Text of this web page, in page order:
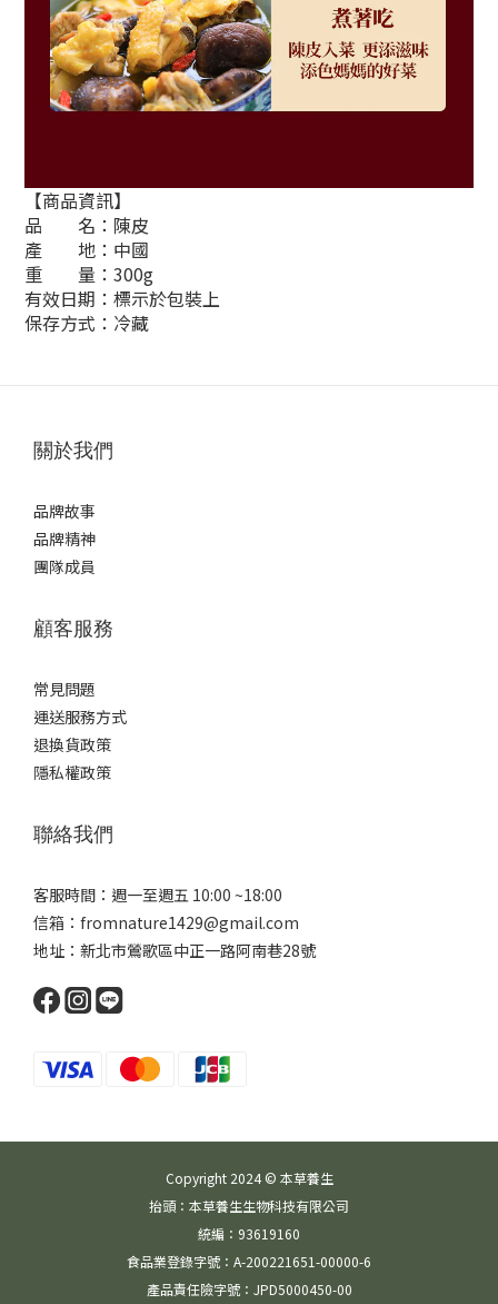
【商品資訊】
品 名：陳皮
產 地：中國
重 量：300g
有效日期：標示於包裝上
保存方式：冷藏
關於我們
品牌故事
品牌精神
團隊成員
顧客服務
常見問題
運送服務方式
退換貨政策
隱私權政策
聯絡我們
客服時間：週一至週五 10:00 ~18:00
信箱：fromnature1429@gmail.com
地址：新北市鶯歌區中正一路阿南巷28號
Copyright 2024 © 本草養生
抬頭：本草養生生物科技有限公司
統編：93619160
食品業登錄字號：A-200221651-00000-6
產品責任險字號：JPD5000450-00